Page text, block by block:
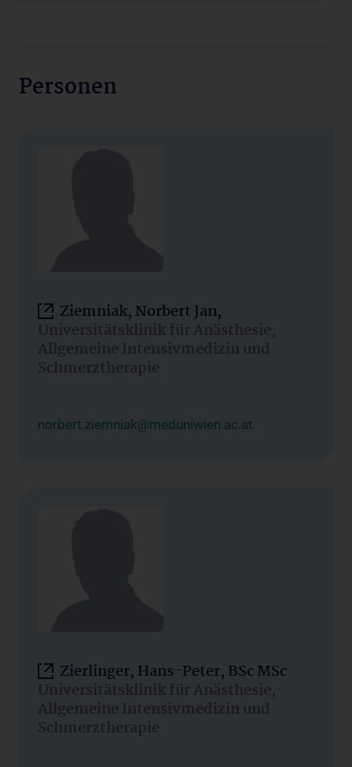
Personen
Ziemniak, Norbert Jan,
Universitätsklinik für Anästhesie,
Allgemeine Intensivmedizin und
Schmerztherapie
norbert.ziemniak@meduniwien.ac.at
Zierlinger, Hans-Peter, BSc MSc
Universitätsklinik für Anästhesie,
Allgemeine Intensivmedizin und
Schmerztherapie